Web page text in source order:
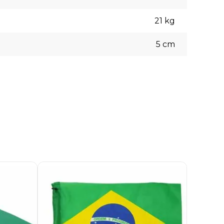
21 kg
5 cm